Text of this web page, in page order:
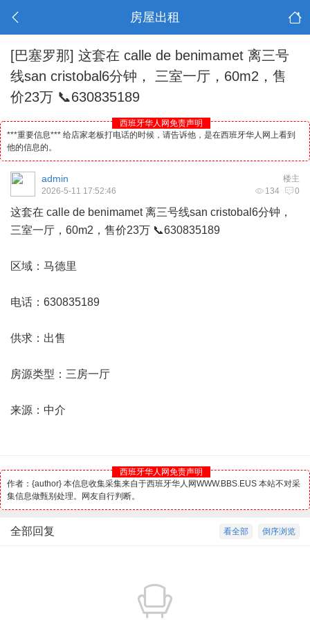
房屋出租
[巴塞罗那] 这套在 calle de benimamet 离三号
线san cristobal6分钟， 三室一厅，60m2，售
价23万 📞630835189
西班牙华人网免责声明
***重要信息*** 给店家老板打电话的时候，请告诉他，是在西班牙华人网上看到
他的信息的。
楼主
admin
134 0
2026-5-11 17:52:46
这套在 calle de benimamet 离三号线san cristobal6分钟，
三室一厅，60m2，售价23万 📞630835189
区域： 马德里
电话：630835189
供求：出售
房源类型：三房一厅
来源：中介
西班牙华人网免责声明
作者：{author} 本信息收集采集来自于西班牙华人网WWW.BBS.EUS 本站不对采
集信息做甄别处理。网友自行判断。
倒序浏览
看全部
全部回复